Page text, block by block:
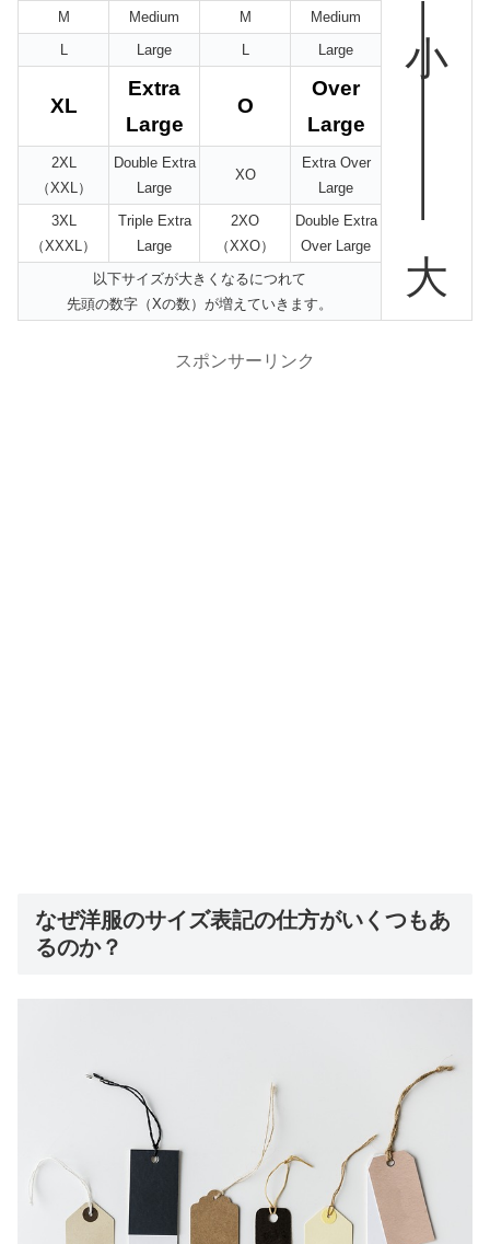
小—————大
M
Medium M
Medium
L
Large L Large
XL
Extra
Large
O
Over
Large
2XL
（XXL）
Double Extra
Large
XO
Extra Over
Large
3XL
（XXXL）
Triple Extra
Large
2XO
（XXO）
Double Extra
Over Large
以下サイズが大きくなるにつれて
先頭の数字（Xの数）が増えていきます。
スポンサーリンク
なぜ洋服のサイズ表記の仕方がいくつもあ
るのか？